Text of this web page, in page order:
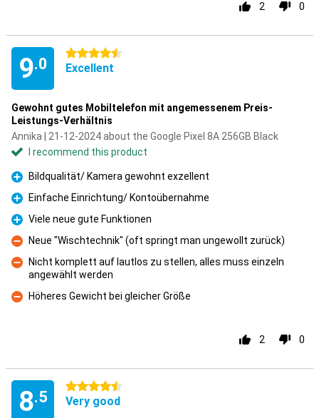
2 0
9.0
4.5 stars
Excellent
Gewohnt gutes Mobiltelefon mit angemessenem Preis-
Leistungs-Verhältnis
Annika | 21-12-2024 about the Google Pixel 8A 256GB Black
I recommend this product
Pro
Bildqualität/ Kamera gewohnt exzellent
Pro
Einfache Einrichtung/ Kontoübernahme
Pro
Viele neue gute Funktionen
Con
Neue "Wischtechnik" (oft springt man ungewollt zurück)
Con
Nicht komplett auf lautlos zu stellen, alles muss einzeln
angewählt werden
Con
Höheres Gewicht bei gleicher Größe
2 0
8.5
4.5 stars
Very good